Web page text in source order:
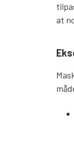
at